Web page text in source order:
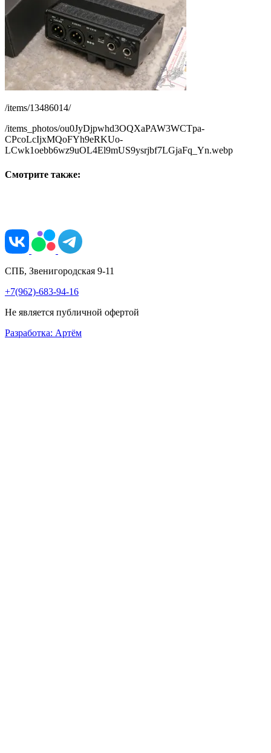
/items/13486014/
/items_photos/ou0JyDjpwhd3OQXaPAW3WCTpa-
CPcoLcIjxMQoFYh9eRKUo-
LCwk1oebb6wz9uOL4El9mUS9ysrjbf7LGjaFq_Yn.webp
Смотрите также:
СПБ, Звенигородская 9-11
+7(962)-683-94-16
Не является публичной офертой
Разработка: Артём